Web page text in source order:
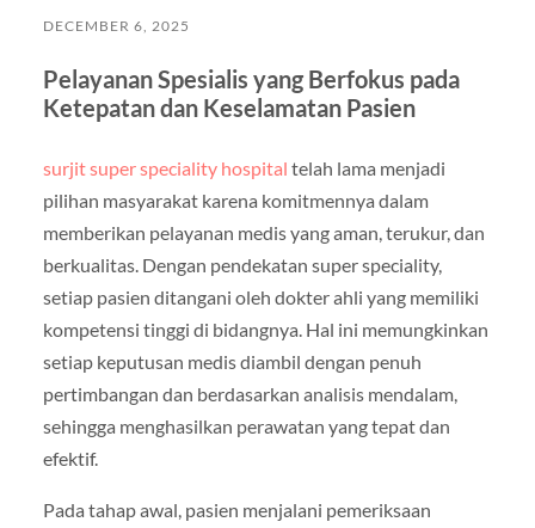
DECEMBER 6, 2025
Pelayanan Spesialis yang Berfokus pada
Ketepatan dan Keselamatan Pasien
surjit super speciality hospital telah lama menjadi
pilihan masyarakat karena komitmennya dalam
memberikan pelayanan medis yang aman, terukur, dan
berkualitas. Dengan pendekatan super speciality,
setiap pasien ditangani oleh dokter ahli yang memiliki
kompetensi tinggi di bidangnya. Hal ini memungkinkan
setiap keputusan medis diambil dengan penuh
pertimbangan dan berdasarkan analisis mendalam,
sehingga menghasilkan perawatan yang tepat dan
efektif.
Pada tahap awal, pasien menjalani pemeriksaan